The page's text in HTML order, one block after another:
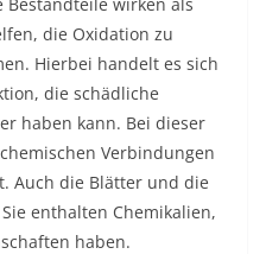
die Oxidation zu
Hierbei handelt es sich
die schädliche
haben kann. Bei dieser
Verbindungen
Auch die Blätter und die
enthalten Chemikalien,
haben.